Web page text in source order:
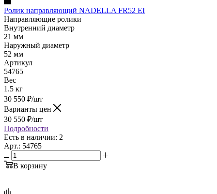
Ролик направляющий NADELLA FR52 EI
Направляющие ролики
Внутренний диаметр
21 мм
Наружный диаметр
52 мм
Артикул
54765
Вес
1.5 кг
30 550 ₽/шт
Варианты цен
30 550 ₽/шт
Подробности
Есть в наличии: 2
Арт.: 54765
В корзину